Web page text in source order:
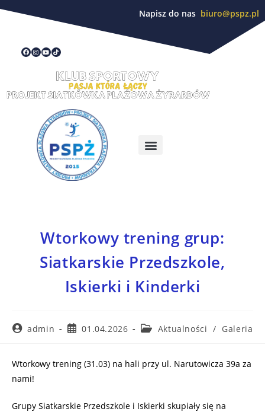
Napisz do nas biuro@pspz.pl
Wtorkowy trening grup:
Siatkarskie Przedszkole,
Iskierki i Kinderki
admin 01.04.2026 Aktualności / Galeria
Wtorkowy trening (31.03) na hali przy ul. Narutowicza 39a za
nami!
Grupy Siatkarskie Przedszkole i Iskierki skupiały się na